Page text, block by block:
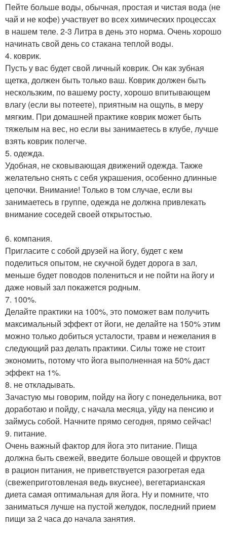
Пейте больше воды, обычная, простая и чистая вода (не
чай и не кофе) участвует во всех химических процессах
в нашем теле. 2-3 Литра в день это норма. Очень хорошо
начинать свой день со стакана теплой воды.
4. коврик.
Пусть у вас будет свой личный коврик. Он как зубная
щетка, должен быть только ваш. Коврик должен быть
нескользким, по вашему росту, хорошо впитывающем
влагу (если вы потеете), приятным на ощупь, в меру
мягким. При домашней практике коврик может быть
тяжелым на вес, но если вы занимаетесь в клубе, лучше
взять коврик полегче.
5. одежда.
Удобная, не сковывающая движений одежда. Также
желательно снять с себя украшения, особенно длинные
цепочки. Внимание! Только в том случае, если вы
занимаетесь в группе, одежда не должна привлекать
внимание соседей своей открытостью.
6. компания.
Пригласите с собой друзей на йогу, будет с кем
поделиться опытом, не скучной будет дорога в зал,
меньше будет поводов полениться и не пойти на йогу и
даже новый зал покажется родным.
7. 100%.
Делайте практики на 100%, это поможет вам получить
максимальный эффект от йоги, не делайте на 150% этим
можно только добиться усталости, травм и нежелания в
следующий раз делать практики. Силы тоже не стоит
экономить, потому что йога выполненная на 50% даст
эффект на 1%.
8. не откладывать.
Зачастую мы говорим, пойду на йогу с понедельника, вот
доработаю и пойду, с начала месяца, уйду на пенсию и
займусь собой. Начните прямо сегодня, прямо сейчас!
9. питание.
Очень важный фактор для йога это питание. Пища
должна быть свежей, введите больше овощей и фруктов
в рацион питания, не приветствуется разогретая еда
(свежеприготовленая ведь вкуснее), вегетарианская
диета самая оптимальная для йога. Ну и помните, что
заниматься лучше на пустой желудок, последний прием
пищи за 2 часа до начала занятия.